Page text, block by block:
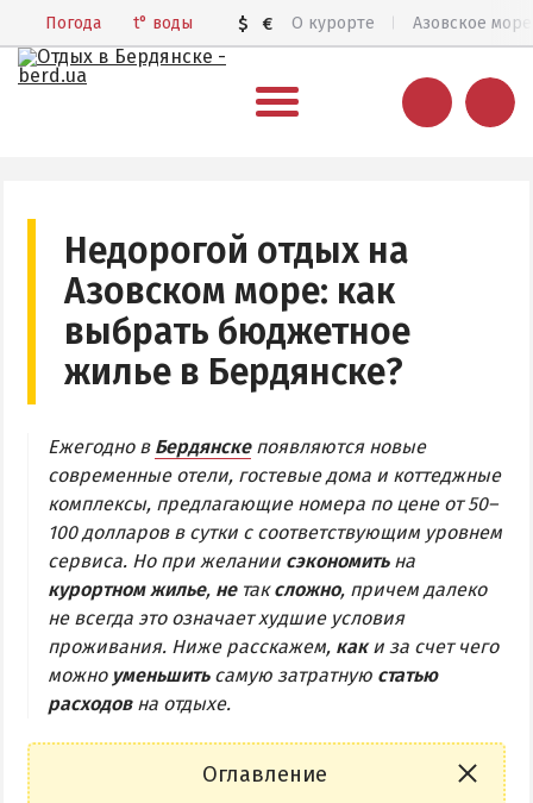
Погода t° воды $ € О курорте Азовское море
Все базы отдыха и отели
Цены 2026
Пляжи
Веб-камеры
КАРТА БЕРДЯНСКА
Городская часть
Бердянская коса
БЕРДЯНСКАЯ КОСА
Ближняя коса
Недорогой отдых на
Азовском море: как
выбрать бюджетное
жилье в Бердянске?
Ежегодно в Бердянскепоявляются новые
современные отели, гостевые дома и коттеджные
комплексы, предлагающие номера по цене от 50–
100 долларов в сутки с соответствующим уровнем
сервиса. Но при желании сэкономитьна
курортном жилье, нетаксложно, причем далеко
не всегда это означает худшие условия
проживания. Ниже расскажем, каки за счет чего
можно уменьшитьсамую затратную статью
расходовна отдыхе.
Оглавление